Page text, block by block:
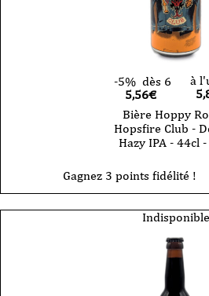
-5% dès 6
5,56€
à
Bière Hoppy
Hopsfire Club -
Hazy IPA - 44cl -
Gagnez 3 points fidélité !
Indisponible